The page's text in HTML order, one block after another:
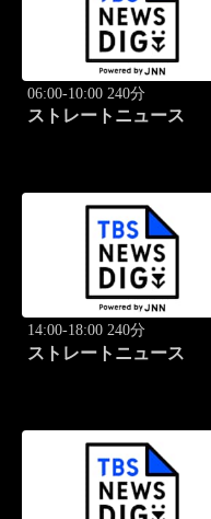
06:00-10:00 240分
ストレートニュース
14:00-18:00 240分
ストレートニュース